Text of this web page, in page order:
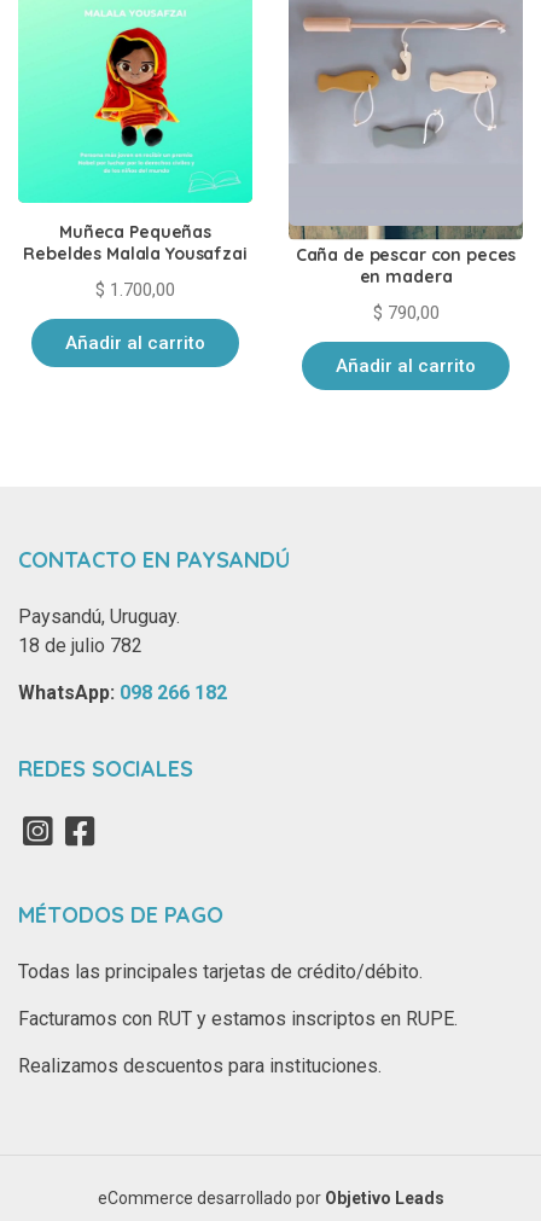
Muñeca Pequeñas
Rebeldes Malala Yousafzai
$ 1.700,00
Añadir al carrito
Caña de pescar con peces
en madera
$ 790,00
Añadir al carrito
CONTACTO EN PAYSANDÚ
Paysandú, Uruguay.
18 de julio 782
WhatsApp: ‪ 098 266 182‬
REDES SOCIALES
MÉTODOS DE PAGO
Todas las principales tarjetas de crédito/débito.
Facturamos con RUT y estamos inscriptos en RUPE.
Realizamos descuentos para instituciones.
eCommerce desarrollado por Objetivo Leads